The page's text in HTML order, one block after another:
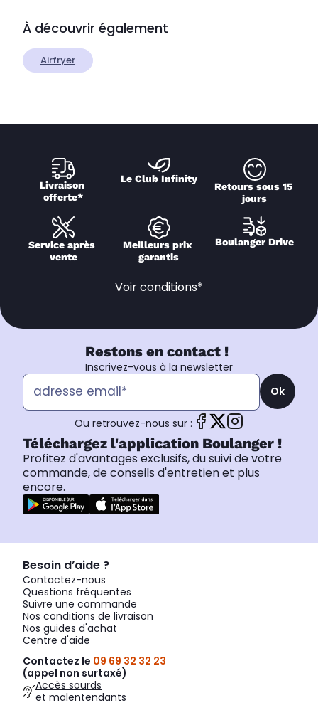
À découvrir également
Airfryer
Livraison
offerte*
Le Club Infinity
Retours sous 15
jours
Service après
vente
Meilleurs prix
garantis
Boulanger Drive
Voir conditions*
Restons en contact !
Inscrivez-vous à la newsletter
Ok
Ou retrouvez-nous sur :
Téléchargez l'application Boulanger !
Profitez d'avantages exclusifs, du suivi de votre
commande, de conseils d'entretien et plus
encore.
Besoin d’aide ?
Contactez-nous
Questions fréquentes
Suivre une commande
Nos conditions de livraison
Nos guides d'achat
Centre d'aide
Contactez le 09 69 32 32 23
(appel non surtaxé)
Accès sourds
et malentendants